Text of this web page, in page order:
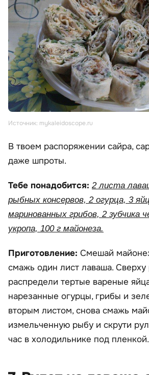
Источник: mykaleidoscope.ru
В твоем распоряжении сайра,
даже шпроты.
Тебе понадобится: 2 листа
рыбных консервов, 2 огурца, 3
маринованных грибов, 2 зубчика
укропа, 100 г майонеза.
Приготовление: Смешай
смажь один лист лаваша.
распредели тертые вареные
нарезанные огурцы, грибы и
вторым листом, снова смажь
измельченную рыбу и скрути
час в холодильнике под пленкой.